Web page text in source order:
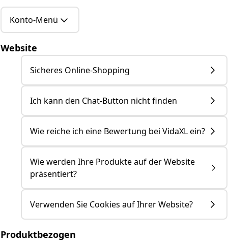
#sharemevidaxl
Konto-Menü
Website
Sicheres Online-Shopping
Ich kann den Chat-Button nicht finden
Wie reiche ich eine Bewertung bei VidaXL ein?
Wie werden Ihre Produkte auf der Website
präsentiert?
Verwenden Sie Cookies auf Ihrer Website?
Produktbezogen